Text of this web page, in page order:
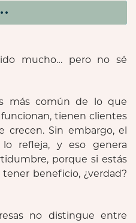
mucho… pero no sé
más común de lo que
tienen clientes
crecen. Sin embargo, el
refleja, y eso genera
porque si estás
beneficio, ¿verdad?
no distingue entre